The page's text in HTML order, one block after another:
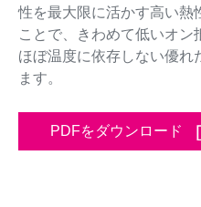
性を最大限に活かす高い熱
ことで、きわめて低いオン
ほぼ温度に依存しない優れ
ます。
PDFをダウンロード